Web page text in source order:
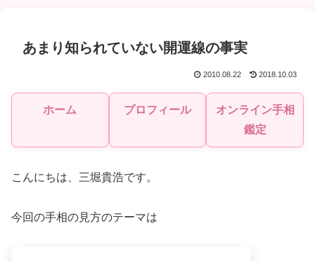
あまり知られていない開運線の事実
2010.08.22 2018.10.03
ホーム プロフィール
オンライン手相
鑑定
こんにちは、三堀貴浩です。
今回の手相の見方のテーマは